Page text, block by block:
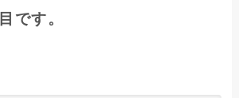
です。